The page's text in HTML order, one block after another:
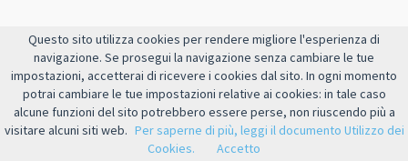
Questo sito utilizza cookies per rendere migliore l'esperienza di
navigazione. Se prosegui la navigazione senza cambiare le tue
impostazioni, accetterai di ricevere i cookies dal sito. In ogni momento
potrai cambiare le tue impostazioni relative ai cookies: in tale caso
alcune funzioni del sito potrebbero essere perse, non riuscendo più a
visitare alcuni siti web. Per saperne di più, leggi il documento Utilizzo dei
Cookies.
Accetto